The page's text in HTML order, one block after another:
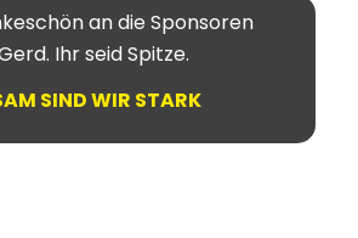
an die Sponsoren
Ihr seid Spitze.
SIND WIR STARK